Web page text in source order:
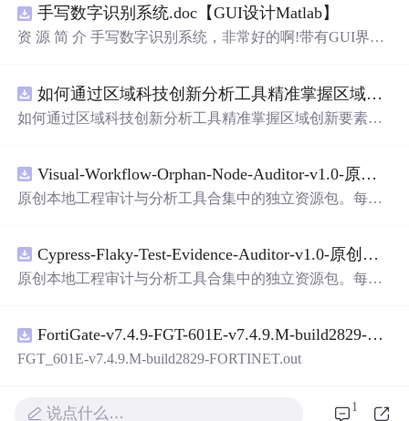
手写数字识别系统.doc【GUI设计Matlab】
资 源 简 介 手写数字识别系统，非常好的啊!带有GUI界
带有直观的图形用户界面（GUI），非常容易使用。你只
需要将手写数字输入系统，它将立即给出准确的识别结
是一个非常方便和实用的工具，你一定会喜欢它的！
如何通过区域科技创新分析工具精准掌握区域创新要素分布与产业链融合现状？.docx
如何通过区域科技创新分析工具精准掌握区域创新要素分
Visual-Workflow-Orphan-Node-Auditor-v1.0-原创源码与文档.zip
原创本地工程审计与分析工具合集中的独立资源包。每个
README、运行说明、功能清单、MIT License及原创与授
权声明。解压后进入project目录，执行npm test验证算法，
目源码、Logo、官方截图、论文、生产日志或其他受限素
材。适合前端开发、AI应用工程、测试审计和课程实践。
Cypress-Flaky-Test-Evidence-Auditor-v1.0-原创源码与文档.zip
原创本地工程审计与分析工具合集中的独立资源包。每个
README、运行说明、功能清单、MIT License及原创与授
权声明。解压后进入project目录，执行npm test验证算法，
目源码、Logo、官方截图、论文、生产日志或其他受限素
FortiGate-v7.4.9-FGT-601E-v7.4.9.M-build2829-FORTINET.out
FGT_601E-v7.4.9.M-build2829-FORTINET.out
说点什么… 1